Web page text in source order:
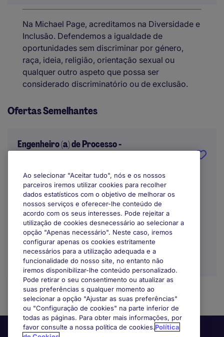
Na Michael Page, acreditamos na Diversidade e
Inclusão. Defendemos a igualdade de
oportunidades sem discriminar por género,
raça, ideia, religião, orientação sexual ou
qualquer outro aspeto que possa ser
considerado discriminatório ou de exclusão.
Ofertas Semelhantes
Engenheiro (a) de Processo -
Lisbon
Indefinido
Ao selecionar "Aceitar tudo", nós e os nossos
parceiros iremos utilizar cookies para recolher
dados estatísticos com o objetivo de melhorar os
nossos serviços e oferecer-lhe conteúdo de
acordo com os seus interesses. Pode rejeitar a
utilização de cookies desnecessário ao selecionar a
opção "Apenas necessário". Neste caso, iremos
configurar apenas os cookies estritamente
necessários para a utilização adequada e a
funcionalidade do nosso site, no entanto não
iremos disponibilizar-lhe conteúdo personalizado.
Pode retirar o seu consentimento ou atualizar as
suas preferências s qualquer momento ao
selecionar a opção "Ajustar as suas preferências"
ou "Configuração de cookies" na parte inferior de
todas as páginas. Para obter mais informações, por
favor consulte a nossa política de cookies.Política